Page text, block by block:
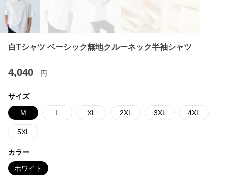
白Tシャツ ベーシック無地クルーネック半袖シャツ
4,040 円
サイズ
M L XL 2XL 3XL 4XL
5XL
カラー
ホワイト